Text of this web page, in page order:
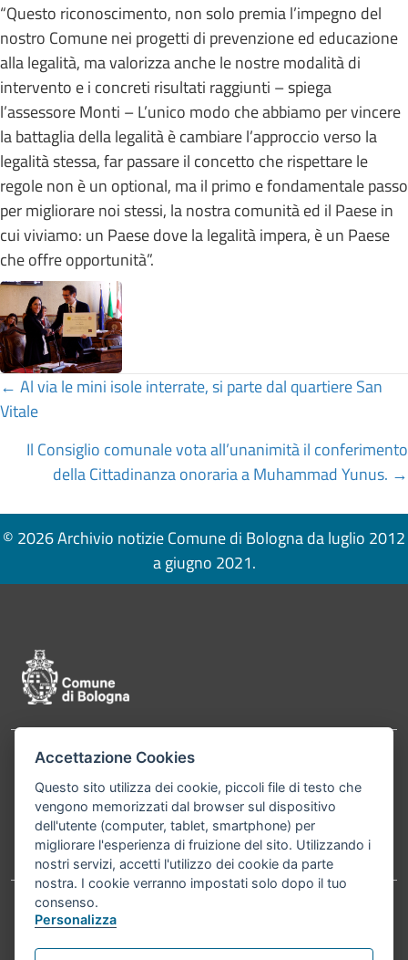
“Questo riconoscimento, non solo premia l’impegno del
nostro Comune nei progetti di prevenzione ed educazione
alla legalità, ma valorizza anche le nostre modalità di
intervento e i concreti risultati raggiunti – spiega
l’assessore Monti – L’unico modo che abbiamo per vincere
la battaglia della legalità è cambiare l’approccio verso la
legalità stessa, far passare il concetto che rispettare le
regole non è un optional, ma il primo e fondamentale passo
per migliorare noi stessi, la nostra comunità ed il Paese in
cui viviamo: un Paese dove la legalità impera, è un Paese
che offre opportunità”.
Posts
navigation
← Al via le mini isole interrate, si parte dal quartiere San
Vitale
Il Consiglio comunale vota all’unanimità il conferimento
della Cittadinanza onoraria a Muhammad Yunus. →
© 2026 Archivio notizie Comune di Bologna da luglio 2012
a giugno 2021.
Contatti
Bologna P.Iva 01232710374 Cod. IBAN: IT 88 R
02008 02435 000020067156
Telefono:051203040
Accessibilità Carta dei valori
Informativa sul trattamento dei dati personali Note legali
Accettazione Cookies
Questo sito utilizza dei cookie, piccoli file di testo che
vengono memorizzati dal browser sul dispositivo
dell'utente (computer, tablet, smartphone) per
migliorare l'esperienza di fruizione del sito. Utilizzando i
nostri servizi, accetti l'utilizzo dei cookie da parte
nostra. I cookie verranno impostati solo dopo il tuo
consenso.
Personalizza